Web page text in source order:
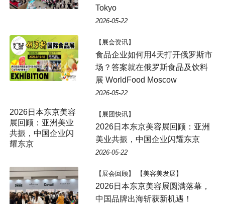
Tokyo
2026-05-22
【展会资讯】
食品企业如何用4天打开俄罗斯市
场？答案就在俄罗斯食品及饮料
展 WorldFood Moscow
2026-05-22
【展团快讯】
2026日本东京美容展回顾：亚洲
美业共振，中国企业闪耀东京
2026-05-22
【展会回顾】 【美容美发展】
2026日本东京美容展圆满落幕，
中国品牌出海斩获新机遇！